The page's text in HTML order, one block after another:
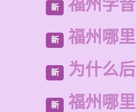
新 福州学
新 福州哪
新 为什么
新 福州哪